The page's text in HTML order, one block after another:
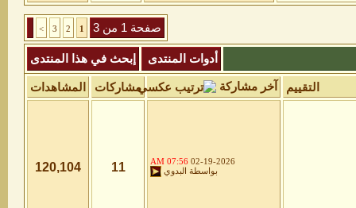
صفحة 1 من 3 1
2
3
>
أدوات المنتدى إبحث في هذا المنتدى
التقييم آخر مشاركة مشاركات المشاهدات
02-19-2026
07:56 AM
بواسطة
البدوي 11
120,104